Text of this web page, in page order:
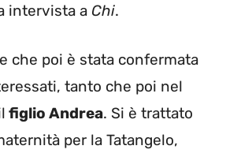
intervista a Chi.
che poi è stata confermata
tanto che poi nel
figlio Andrea. Si è trattato
per la Tatangelo,